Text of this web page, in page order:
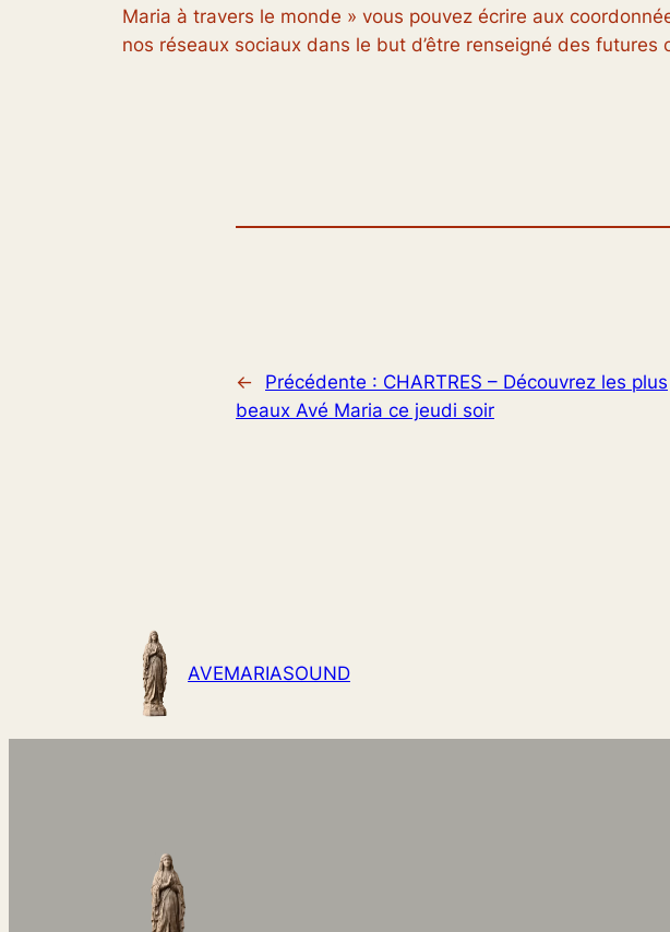
Maria à travers le monde » vous pouvez écrire aux
nos réseaux sociaux dans le but d’être renseigné des futures
← Précédente : CHARTRES – Découvrez les plus
beaux Avé Maria ce jeudi soir
AVEMARIASOUND